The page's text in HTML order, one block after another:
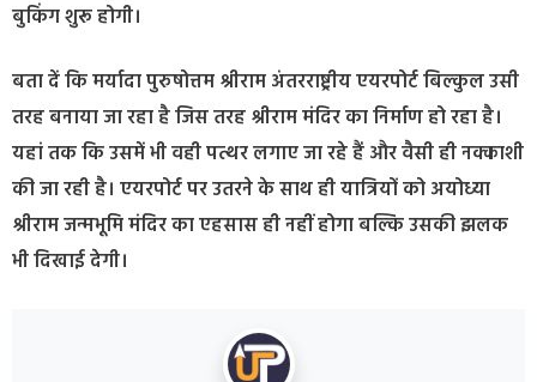
बुकिंग शुरू होगी।
बता दें कि मर्यादा पुरुषोत्तम श्रीराम अंतरराष्ट्रीय एयरपोर्ट बिल्कुल उसी
तरह बनाया जा रहा है जिस तरह श्रीराम मंदिर का निर्माण हो रहा है।
यहां तक कि उसमें भी वही पत्थर लगाए जा रहे हैं और वैसी ही नक्काशी
की जा रही है। एयरपोर्ट पर उतरने के साथ ही यात्रियों को अयोध्या
श्रीराम जन्मभूमि मंदिर का एहसास ही नहीं होगा बल्कि उसकी झलक
भी दिखाई देगी।